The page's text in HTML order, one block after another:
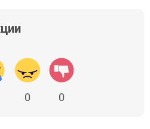
0 0